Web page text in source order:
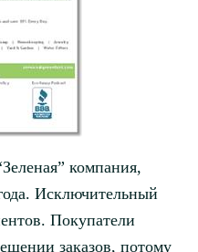
компания,
Исключительный
Покупатели
заказов, потому